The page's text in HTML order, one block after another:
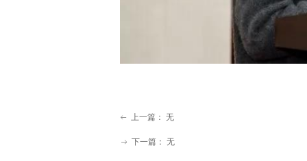
ꂃ 上一篇： 无
ꁹ 下一篇： 无